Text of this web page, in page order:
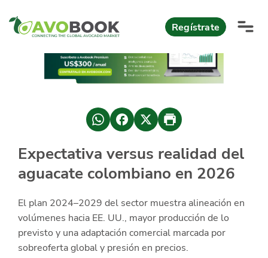
Regístrate
AvoReports
AvoComments
AvoMagazine
AvoEvents
Iniciar Sesión
Expectativa versus realidad del
aguacate colombiano en 2026
El plan 2024–2029 del sector muestra alineación en
volúmenes hacia EE. UU., mayor producción de lo
previsto y una adaptación comercial marcada por
sobreoferta global y presión en precios.